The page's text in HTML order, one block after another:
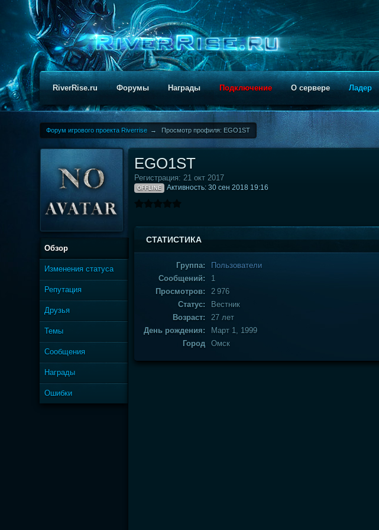
RiverRise.ru Форумы Награды Подключение О сервере Ладер
Форум игрового проекта Riverrise → Просмотр профиля: EGО1ST
Обзор
Изменения статуса
Репутация
Друзья
Темы
Сообщения
Награды
Ошибки
EGО1ST
Регистрация: 21 окт 2017
OFFLINE Активность: 30 сен 2018 19:16
СТАТИСТИКА
Группа:
Пользователи
Сообщений:
1
Просмотров:
2 976
Статус:
Вестник
Возраст:
27 лет
День рождения:
Март 1, 1999
Город
Омск